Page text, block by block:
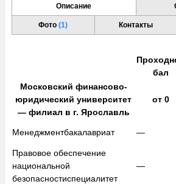
Описание
Фото(1) Контакты
бал
Московский финансово-
юридический университет
— филиал в г. Ярославль
от0
Менеджментбакалавриат —
Правовое обеспечение
национальной
безопасностиспециалитет
—